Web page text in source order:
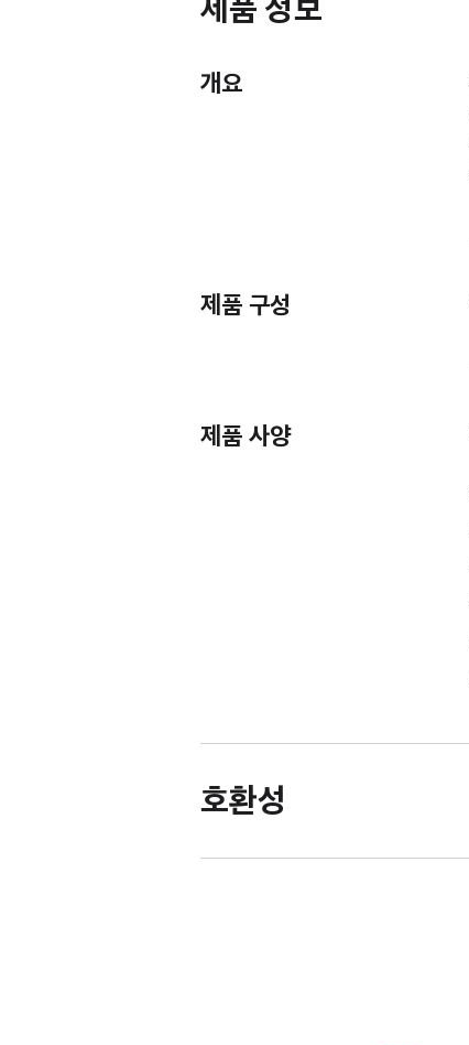
개요
제품 구성
제품 사양
호환성